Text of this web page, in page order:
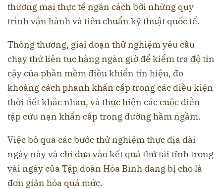
thương mại thực tế ngăn cách bởi những quy
trình vận hành và tiêu chuẩn kỹ thuật quốc tế.
Thông thường, giai đoạn thử nghiệm yêu cầu
chạy thử liên tục hàng ngàn giờ để kiểm tra độ tin
cậy của phần mềm điều khiển tín hiệu, đo
khoảng cách phanh khẩn cấp trong các điều kiện
thời tiết khác nhau, và thực hiện các cuộc diễn
tập cứu nạn khẩn cấp trong đường hầm ngầm.
Việc bỏ qua các bước thử nghiệm thực địa dài
ngày này và chỉ dựa vào kết quả thử tải tĩnh trong
vài ngày của Tập đoàn Hòa Bình đang bị cho là
đơn giản hóa quá mức.